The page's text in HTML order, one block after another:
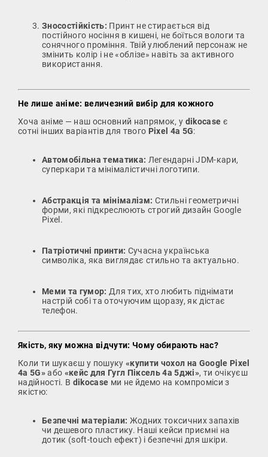
Зносостійкість: Принт не стирається від
постійного носіння в кишені, не боїться вологи та
сонячного проміння. Твій улюблений персонаж не
змінить колір і не «облізе» навіть за активного
використання.
Не лише аніме: величезний вибір для кожного
Хоча аніме — наш основний напрямок, у dikocase є
сотні інших варіантів для твого Pixel 4a 5G:
Автомобільна тематика: Легендарні JDM-кари,
суперкари та мінімалістичні логотипи.
Абстракція та мінімалізм: Стильні геометричні
форми, які підкреслюють строгий дизайн Google
Pixel.
Патріотичні принти: Сучасна українська
символіка, яка виглядає стильно та актуально.
Меми та гумор: Для тих, хто любить піднімати
настрій собі та оточуючим щоразу, як дістає
телефон.
Якість, яку можна відчути: Чому обирають нас?
Коли ти шукаєш у пошуку «купити чохол на Google Pixel
4a 5G»або «кейс для Гугл Піксель 4а 5джі», ти очікуєш
надійності. В dikocase ми не йдемо на компроміси з
якістю:
Безпечні матеріали: Жодних токсичних запахів
чи дешевого пластику. Наші кейси приємні на
дотик (soft-touch ефект) і безпечні для шкіри.